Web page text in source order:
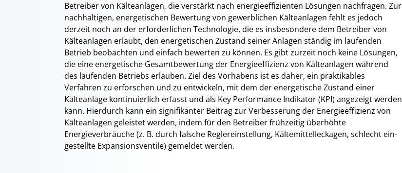
Betreiber von Kälteanlagen, die verstärkt nach energieeffizienten Lösungen nachfragen. Zur
nachhaltigen, energetischen Bewertung von gewerblichen Kälteanlagen fehlt es jedoch
derzeit noch an der erforderlichen Technologie, die es insbesondere dem Betreiber von
Kälteanlagen erlaubt, den energetischen Zustand seiner Anlagen ständig im laufenden
Betrieb beobachten und einfach bewerten zu können. Es gibt zurzeit noch keine Lösungen,
die eine energetische Gesamtbewertung der Energieeffizienz von Kälteanlagen während
des laufenden Betriebs erlauben. Ziel des Vorhabens ist es daher, ein praktikables
Verfahren zu erforschen und zu entwickeln, mit dem der energetische Zustand einer
Kälteanlage kontinuierlich erfasst und als Key Performance Indikator (KPI) angezeigt werden
kann. Hierdurch kann ein signifikanter Beitrag zur Verbesserung der Energieeffizienz von
Kälteanlagen geleistet werden, indem für den Betreiber frühzeitig überhöhte
Energieverbräuche (z. B. durch falsche Reglereinstellung, Kältemittelleckagen, schlecht ein-
gestellte Expansionsventile) gemeldet werden.